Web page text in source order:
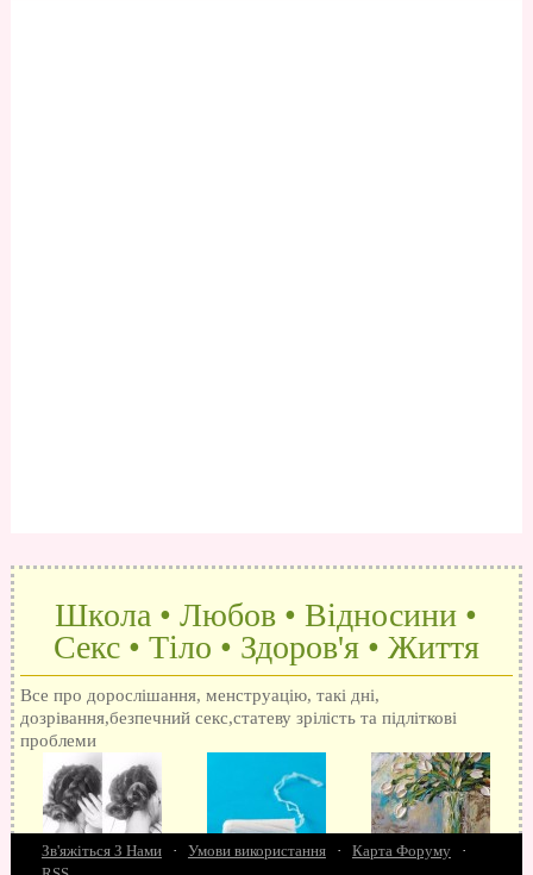
Школа • Любов • Відносини •
Секс • Тіло • Здоров'я • Життя
Все про дорослішання, менструацію, такі дні,
дозрівання,безпечний секс,статеву зрілість та підліткові
проблеми
Зв'яжіться З Нами · Умови використання · Карта Форуму
·